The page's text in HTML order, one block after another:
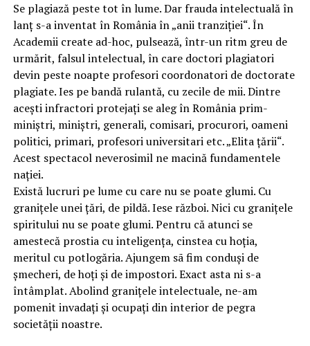
Se plagiază peste tot în lume. Dar frauda intelectuală în
lanț s-a inventat în România în „anii tranziției“. În
Academii create ad-hoc, pulsează, într-un ritm greu de
urmărit, falsul intelectual, în care doctori plagiatori
devin peste noapte profesori coordonatori de doctorate
plagiate. Ies pe bandă rulantă, cu zecile de mii. Dintre
acești infractori protejați se aleg în România prim-
miniștri, miniștri, generali, comisari, procurori, oameni
politici, primari, profesori universitari etc. „Elita țării“.
Acest spectacol neverosimil ne macină fundamentele
nației.
Există lucruri pe lume cu care nu se poate glumi. Cu
granițele unei țări, de pildă. Iese război. Nici cu granițele
spiritului nu se poate glumi. Pentru că atunci se
amestecă prostia cu inteligența, cinstea cu hoția,
meritul cu potlogăria. Ajungem sã fim conduși de
șmecheri, de hoți și de impostori. Exact asta ni s-a
întâmplat. Abolind granițele intelectuale, ne-am
pomenit invadați și ocupați din interior de pegra
societății noastre.